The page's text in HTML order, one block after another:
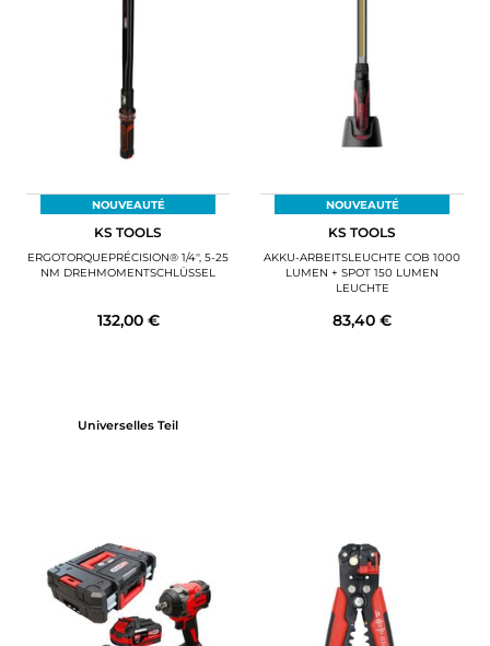
NOUVEAUTÉ
KS TOOLS
ERGOTORQUEPRÉCISION® 1/4'', 5-25
NM DREHMOMENTSCHLÜSSEL
132,00 €
Universelles Teil
NOUVEAUTÉ
KS TOOLS
AKKU-ARBEITSLEUCHTE COB 1000
LUMEN + SPOT 150 LUMEN
LEUCHTE
83,40 €